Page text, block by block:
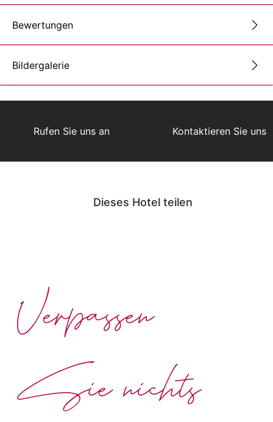
Bewertungen
Bildergalerie
Rufen Sie uns an Kontaktieren Sie uns
Dieses Hotel teilen
Verpassen
Sie nichts